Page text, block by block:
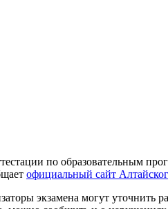
по образовательным
официальный сайт
экзамена могут